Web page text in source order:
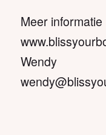
Meer informatie